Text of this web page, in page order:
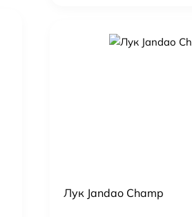
Лук Jandao Champ